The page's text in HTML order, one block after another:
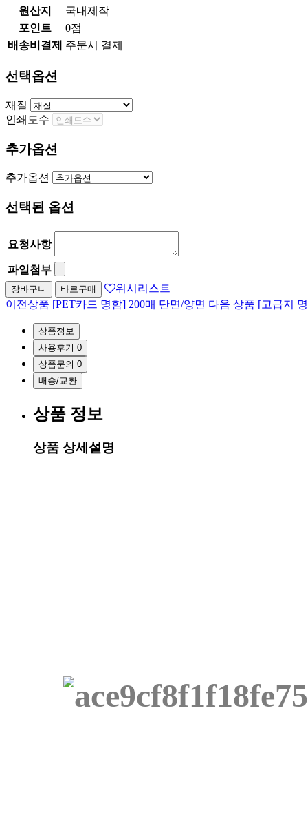
원산지
국내제작
포인트
0점
배송비결제
주문시 결제
선택옵션
재질
인쇄도수
추가옵션
추가옵션
선택된 옵션
요청사항
파일첨부
장바구니 바로구매
위시리스트
이전상품 [PET카드 명함] 200매 단면/양면 다음 상품 [고급지
상품정보
사용후기 0
상품문의 0
배송/교환
상품 정보
상품 상세설명